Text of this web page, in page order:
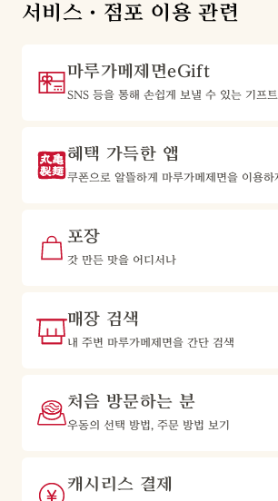
서비스·점포 이용 관련
마루가메제면eGift
SNS 등을 통해 손쉽게 보낼 수 있는 기프
혜택 가득한 앱
쿠폰으로 알뜰하게 마루가메제면을 이용하
포장
갓 만든 맛을 어디서나
매장 검색
내 주변 마루가메제면을 간단 검색
처음 방문하는 분
우동의 선택 방법, 주문 방법 보기
캐시리스 결제